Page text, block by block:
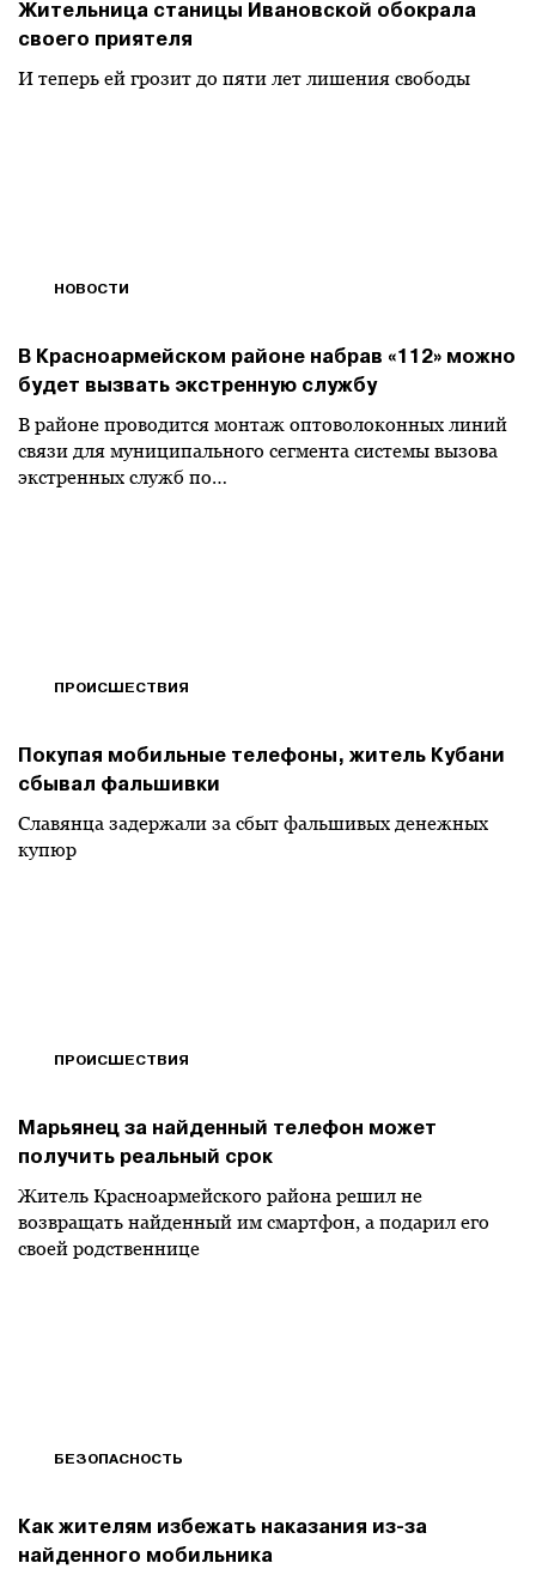
Жительница станицы Ивановской обокрала
своего приятеля
И теперь ей грозит до пяти лет лишения свободы
НОВОСТИ
В Красноармейском районе набрав «112» можно
будет вызвать экстренную службу
В районе проводится монтаж оптоволоконных линий
связи для муниципального сегмента системы вызова
экстренных служб по…
ПРОИСШЕСТВИЯ
Покупая мобильные телефоны, житель Кубани
сбывал фальшивки
Славянца задержали за сбыт фальшивых денежных
купюр
ПРОИСШЕСТВИЯ
Марьянец за найденный телефон может
получить реальный срок
Житель Красноармейского района решил не
возвращать найденный им смартфон, а подарил его
своей родственнице
БЕЗОПАСНОСТЬ
Как жителям избежать наказания из-за
найденного мобильника